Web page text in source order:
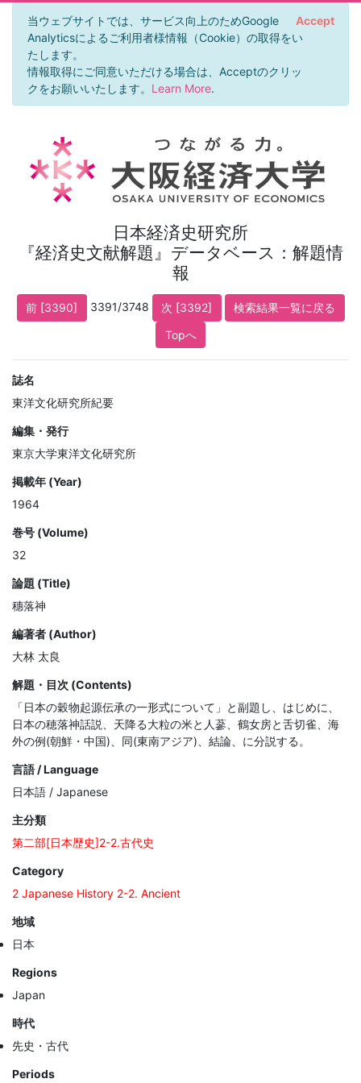
当ウェブサイトでは、サービス向上のためGoogle
Analyticsによるご利用者様情報（Cookie）の取得をい
たします。
情報取得にご同意いただける場合は、Acceptのクリッ
クをお願いいたします。 Learn More.
Accept
日本経済史研究所
『経済史文献解題』データベース：解題情
報
前 [3390] 3391/3748 次 [3392]
検索結果一覧に戻る
Topへ
誌名
東洋文化研究所紀要
編集・発行
東京大学東洋文化研究所
掲載年 (Year)
1964
巻号 (Volume)
32
論題 (Title)
穗落神
編著者 (Author)
大林 太良
解題・目次 (Contents)
「日本の穀物起源伝承の一形式について」と副題し、はじめに、
日本の穂落神話説、天降る大粒の米と人蔘、鶴女房と舌切雀、海
外の例(朝鮮・中国)、同(東南アジア)、結論、に分説する。
言語 / Language
日本語 / Japanese
主分類
第二部[日本歴史]2-2.古代史
Category
2 Japanese History 2-2. Ancient
地域
日本
Regions
Japan
時代
先史・古代
Periods